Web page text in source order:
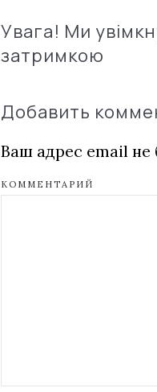
Увага! Ми
затримкою
Добавить
Ваш адрес email не
КОММЕНТАРИЙ